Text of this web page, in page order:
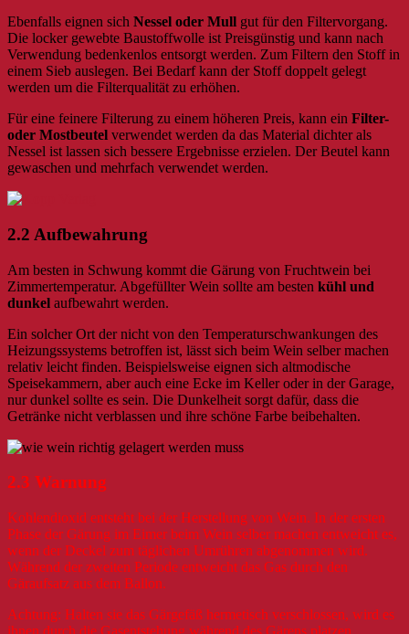
Ebenfalls eignen sich Nessel oder Mull gut für den Filtervorgang.
Die locker gewebte Baustoffwolle ist Preisgünstig und kann nach
Verwendung bedenkenlos entsorgt werden. Zum Filtern den Stoff in
einem Sieb auslegen. Bei Bedarf kann der Stoff doppelt gelegt
werden um die Filterqualität zu erhöhen.
Für eine feinere Filterung zu einem höheren Preis, kann ein Filter-
oder Mostbeutel verwendet werden da das Material dichter als
Nessel ist lassen sich bessere Ergebnisse erzielen. Der Beutel kann
gewaschen und mehrfach verwendet werden.
2.2 Aufbewahrung
Am besten in Schwung kommt die Gärung von Fruchtwein bei
Zimmertemperatur. Abgefüllter Wein sollte am besten kühl und
dunkel aufbewahrt werden.
Ein solcher Ort der nicht von den Temperaturschwankungen des
Heizungssystems betroffen ist, lässt sich beim Wein selber machen
relativ leicht finden. Beispielsweise eignen sich altmodische
Speisekammern, aber auch eine Ecke im Keller oder in der Garage,
nur dunkel sollte es sein. Die Dunkelheit sorgt dafür, dass die
Getränke nicht verblassen und ihre schöne Farbe beibehalten.
2.3 Warnung
Kohlendioxid entsteht bei der Herstellung von Wein. In der ersten
Phase der Gärung im Eimer beim Wein selber machen entweicht es,
wenn der Deckel zum täglichen Umrühren abgenommen wird.
Während der zweiten Periode entweicht das Gas durch den
Gäraufsatz aus dem Ballon.
Achtung: Halten sie das Gärgefäß hermetisch verschlossen, wird es